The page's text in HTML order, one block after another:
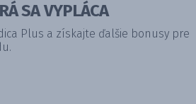
SA VYPLÁCA
Plus a získajte ďalšie bonusy pre